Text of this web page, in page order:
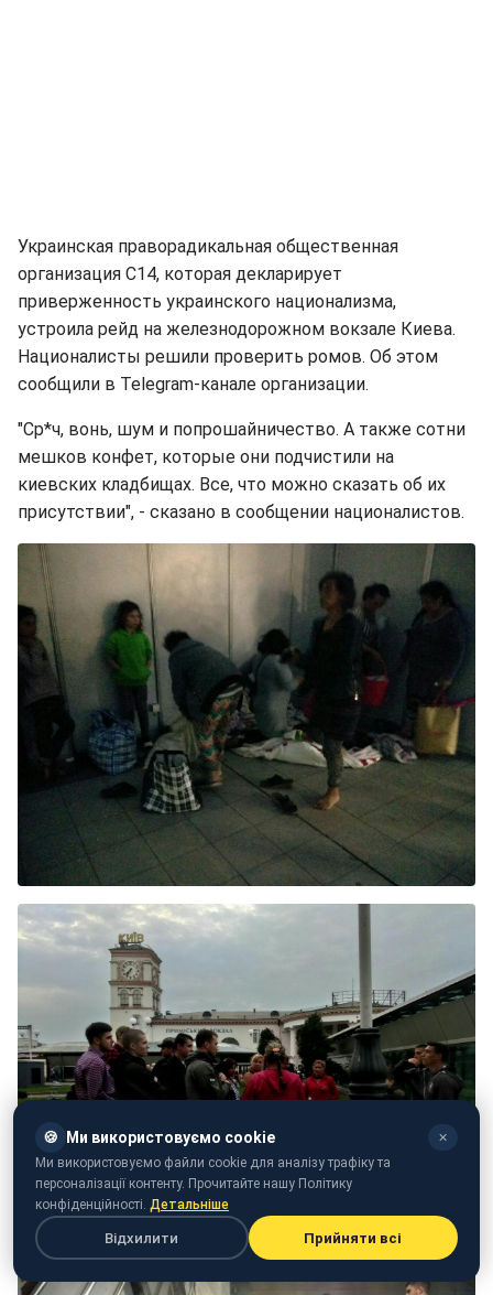
Украинская праворадикальная общественная
организация С14, которая декларирует
приверженность украинского национализма,
устроила рейд на железнодорожном вокзале Киева.
Националисты решили проверить ромов. Об этом
сообщили в Telegram-канале организации.
"Ср*ч, вонь, шум и попрошайничество. А также сотни
мешков конфет, которые они подчистили на
киевских кладбищах. Все, что можно сказать об их
присутствии", - сказано в сообщении националистов.
🍪 Ми використовуємо cookie ✕
Ми використовуємо файли cookie для аналізу трафіку та
персоналізації контенту. Прочитайте нашу Політику
конфіденційності. Детальніше
Відхилити Прийняти всі